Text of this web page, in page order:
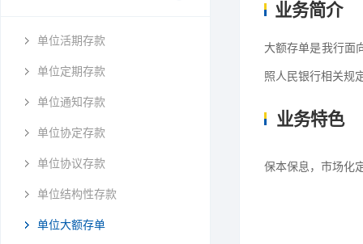
单位活期存款
单位定期存款
单位通知存款
单位协定存款
单位协议存款
单位结构性存款
单位大额存单
业务简介
大额存单是我行面
照人民银行相关规
业务特色
保本保息，市场化